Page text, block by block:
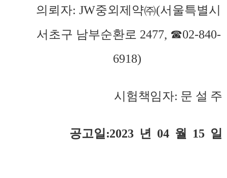
의뢰자: JW중외제약㈜(서울특별시
서초구 남부순환로 2477, ☎02-840-
6918)
시험책임자: 문 설 주
공고일 :2023 년 04월 15 일